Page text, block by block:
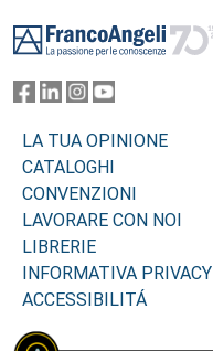
LA TUA OPINIONE
CATALOGHI
CONVENZIONI
LAVORARE CON NOI
LIBRERIE
INFORMATIVA PRIVACY
ACCESSIBILITÁ